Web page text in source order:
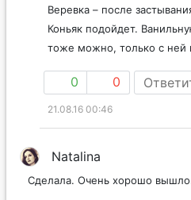
Веревка – после
Коньяк подойдет.
тоже можно, только с ней
0 0
21.08.16 00:46
Natalina
Сделала. Очень хорошо